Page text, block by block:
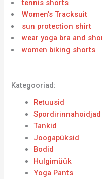
tennis shorts
Women’s Tracksuit
sun protection shirt
wear yoga bra and
women biking shorts
Kategooriad:
Retuusid
Spordirinnahoidjad
Tankid
Joogapüksid
Bodid
Hulgimüük
Yoga Pants